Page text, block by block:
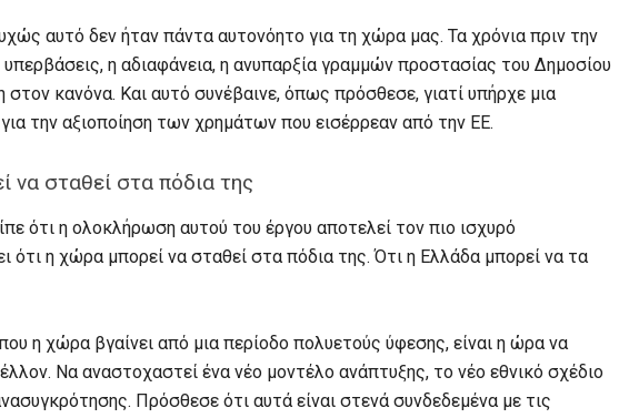
αυτό δεν ήταν πάντα αυτονόητο για τη χώρα μας. Τα χρόνια πριν την
υπερβάσεις, η αδιαφάνεια, η ανυπαρξία γραμμών προστασίας του Δημοσίου
στον κανόνα. Και αυτό συνέβαινε, όπως πρόσθεσε, γιατί υπήρχε μια
την αξιοποίηση των χρημάτων που εισέρρεαν από την ΕΕ.
να σταθεί στα πόδια της
ότι η ολοκλήρωση αυτού του έργου αποτελεί τον πιο ισχυρό
ότι η χώρα μπορεί να σταθεί στα πόδια της. Ότι η Ελλάδα μπορεί να τα
η χώρα βγαίνει από μια περίοδο πολυετούς ύφεσης, είναι η ώρα να
Να αναστοχαστεί ένα νέο μοντέλο ανάπτυξης, το νέο εθνικό σχέδιο
Πρόσθεσε ότι αυτά είναι στενά συνδεδεμένα με τις